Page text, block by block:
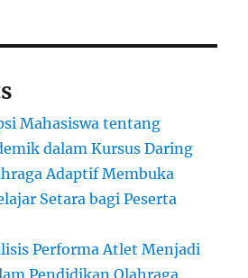
Mahasiswa tentang
dalam Kursus Daring
Adaptif Membuka
Setara bagi Peserta
Performa Atlet Menjadi